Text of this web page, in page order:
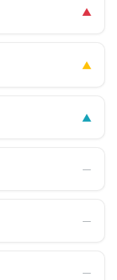
▲
▲
▲
―
―
―